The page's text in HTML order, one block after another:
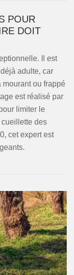
POUR
DOIT
Il est
adulte, car
ou frappé
est réalisé par
limiter le
des
cet expert est